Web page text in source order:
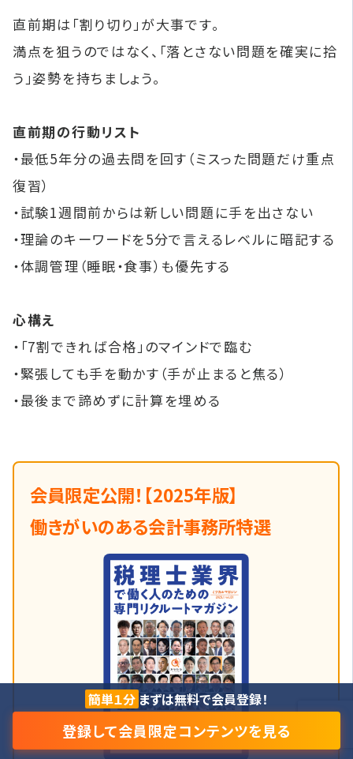
直前期は「割り切り」が大事です。
満点を狙うのではなく、「落とさない問題を確実に拾
う」姿勢を持ちましょう。
直前期の行動リスト
・最低5年分の過去問を回す（ミスった問題だけ重点
復習）
・試験1週間前からは新しい問題に手を出さない
・理論のキーワードを5分で言えるレベルに暗記する
・体調管理（睡眠・食事）も優先する
心構え
・「7割できれば合格」のマインドで臨む
・緊張しても手を動かす（手が止まると焦る）
・最後まで諦めずに計算を埋める
会員限定公開！【2025年版】
働きがいのある会計事務所特選
簡単１分 まずは無料で会員登録！
登録して会員限定コンテンツを見る